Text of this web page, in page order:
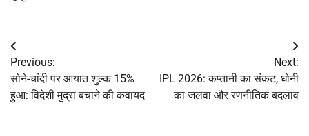
Post
navigation
Previous:
सोने-चांदी पर आयात शुल्क 15%
हुआ: विदेशी मुद्रा बचाने की कवायद
Next:
IPL 2026: कप्तानी का संकट, धोनी
का जलवा और रणनीतिक बदलाव